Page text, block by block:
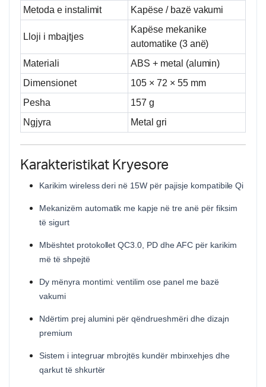
Metoda e instalimit
Kapëse / bazë vakumi
Lloji i mbajtjes
Kapëse mekanike
automatike (3 anë)
Materiali
ABS + metal (alumin)
Dimensionet
105 × 72 × 55 mm
Pesha
157 g
Ngjyra
Metal gri
Karakteristikat Kryesore
Karikim wireless deri në 15W për pajisje kompatibile Qi
Mekanizëm automatik me kapje në tre anë për fiksim
të sigurt
Mbështet protokollet QC3.0, PD dhe AFC për karikim
më të shpejtë
Dy mënyra montimi: ventilim ose panel me bazë
vakumi
Ndërtim prej alumini për qëndrueshmëri dhe dizajn
premium
Sistem i integruar mbrojtës kundër mbinxehjes dhe
qarkut të shkurtër